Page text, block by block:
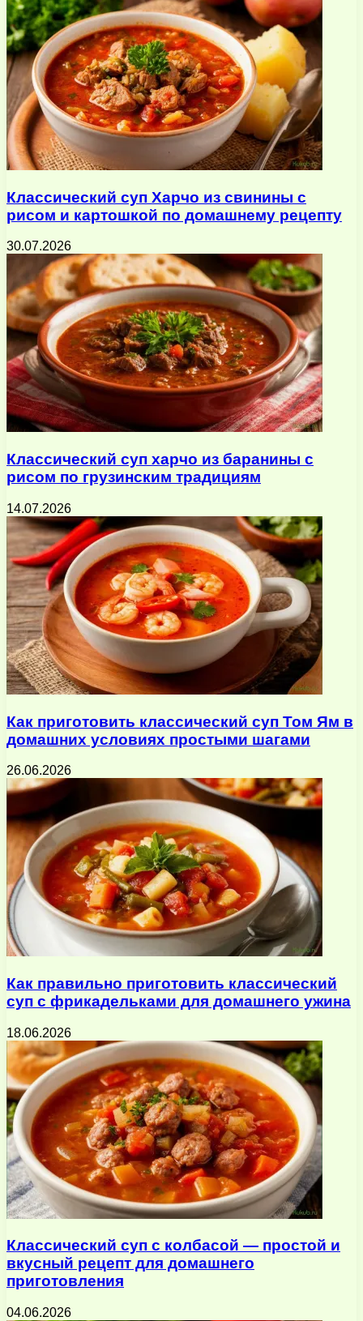
Классический суп Харчо из свинины с
рисом и картошкой по домашнему рецепту
30.07.2026
Классический суп харчо из баранины с
рисом по грузинским традициям
14.07.2026
Как приготовить классический суп Том Ям в
домашних условиях простыми шагами
26.06.2026
Как правильно приготовить классический
суп с фрикадельками для домашнего ужина
18.06.2026
Классический суп с колбасой — простой и
вкусный рецепт для домашнего
приготовления
04.06.2026